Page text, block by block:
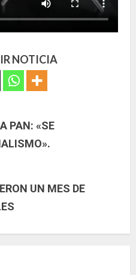
NOTICIA
PAN: «SE
UN MES DE